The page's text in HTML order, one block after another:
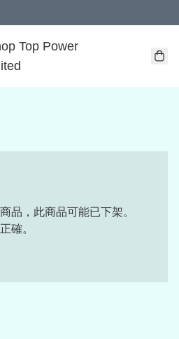
Top Power
品，此商品可能已下架。
確。